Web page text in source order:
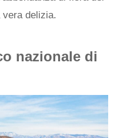
delizia.
nazionale di